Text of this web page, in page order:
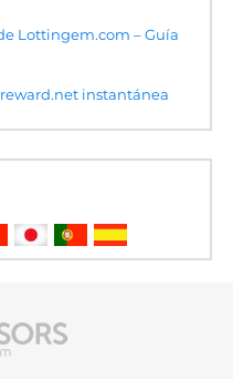
Lottingem.com – Guía
instantánea